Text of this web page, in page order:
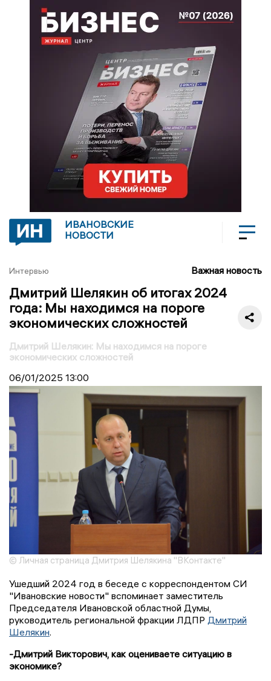
ИВАНОВСКИЕ
НОВОСТИ
Интервью Важная новость
Дмитрий Шелякин об итогах 2024
года: Мы находимся на пороге
экономических сложностей
Дмитрий Шелякин: Мы находимся на пороге
экономических сложностей
06/01/2025 13:00
© Личная страница Дмитрия Шелякина "ВКонтакте"
Ушедший 2024 год в беседе с корреспондентом СИ
"Ивановские новости" вспоминает заместитель
Председателя Ивановской областной Думы,
руководитель региональной фракции ЛДПР Дмитрий
Шелякин.
-Дмитрий Викторович, как оцениваете ситуацию в
экономике?